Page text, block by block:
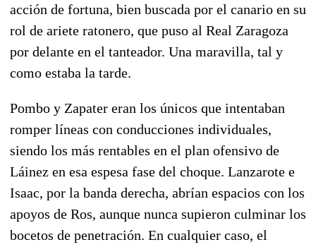
acción de fortuna, bien buscada por el canario en su
rol de ariete ratonero, que puso al Real Zaragoza
por delante en el tanteador. Una maravilla, tal y
como estaba la tarde.
Pombo y Zapater eran los únicos que intentaban
romper líneas con conducciones individuales,
siendo los más rentables en el plan ofensivo de
Láinez en esa espesa fase del choque. Lanzarote e
Isaac, por la banda derecha, abrían espacios con los
apoyos de Ros, aunque nunca supieron culminar los
bocetos de penetración. En cualquier caso, el